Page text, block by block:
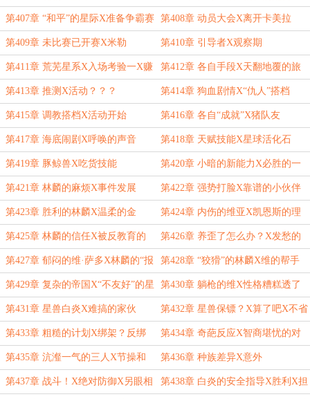
第407章 “和平”的星际X准备争霸赛 第408章 动员大会X离开卡美拉
第409章 未比赛已开赛X米勒 第410章 引导者X观察期
第411章 荒芜星系X入场考验一X赚
钱什么的
第412章 各自手段X天翻地覆的旅
游星
第413章 推测X活动？？？ 第414章 狗血剧情X“仇人”搭档
第415章 调教搭档X活动开始 第416章 各自“成就”X猪队友
第417章 海底闹剧X呼唤的声音 第418章 天赋技能X星球活化石
第419章 豚鲸兽X吃货技能 第420章 小暗的新能力X必胜的一
局
第421章 林麟的麻烦X事件发展 第422章 强势打脸X靠谱的小伙伴
第423章 胜利的林麟X温柔的金 第424章 内伤的维亚X凯恩斯的理
由
第425章 林麟的信任X被反教育的
凯恩斯
第426章 养歪了怎么办？X发愁的
两人
第427章 郁闷的维·萨多X林麟的“报
复”
第428章 “狡猾”的林麟X维的帮手
第429章 复杂的帝国X“不友好”的星
兽？
第430章 躺枪的维X性格糟糕透了
的星兽
第431章 星兽白炎X难搞的家伙 第432章 星兽保镖？X算了吧X不省
心的对手
第433章 粗糙的计划X绑架？反绑
架？
第434章 奇葩反应X智商堪忧的对
手
第435章 沆瀣一气的三人X节操和
三观呢？
第436章 种族差异X意外
第437章 战斗！X绝对防御X另眼相 第438章 白炎的安全指导X胜利X担